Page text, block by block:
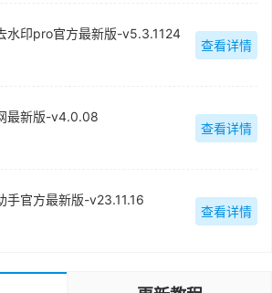
水印pro官方最新版-v5.3.1124
查看详情
最新版-v4.0.08
查看详情
手官方最新版-v23.11.16
查看详情